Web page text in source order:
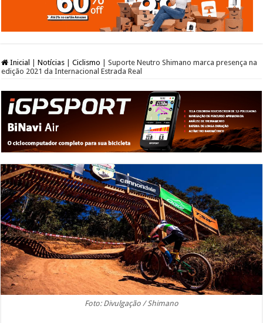
Inicial Notícias Ciclismo
Suporte Neutro Shimano marca presença na
edição 2021 da Internacional Estrada Real
Foto: Divulgação / Shimano